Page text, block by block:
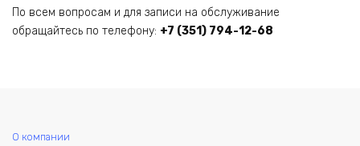
По всем вопросам и для записи на обслуживание
обращайтесь по телефону: +7 (351) 794-12-68
О компании